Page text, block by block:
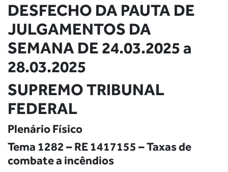
DESFECHO DA PAUTA DE
JULGAMENTOS DA
SEMANA DE 24.03.2025 a
28.03.2025
SUPREMO TRIBUNAL
FEDERAL
Plenário Físico
Tema 1282 – RE 1417155 – Taxas de
combate a incêndios